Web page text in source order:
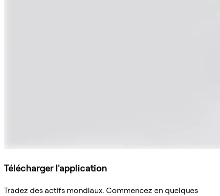
Télécharger l'application
Tradez des actifs mondiaux. Commencez en quelques